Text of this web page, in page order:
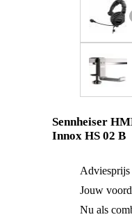
Sennheiser
Innox HS 02 B
Adviesprijs
Jouw
Nu als